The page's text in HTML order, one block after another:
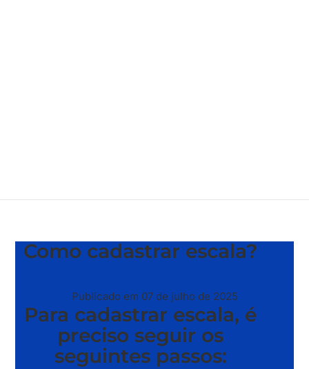
Como cadastrar escala?
Publicado em 07 de julho de 2025
Para cadastrar escala, é
preciso seguir os
seguintes passos: